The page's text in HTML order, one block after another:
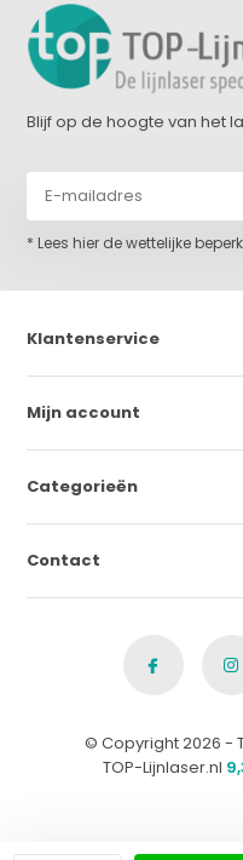
Blijf op de hoogte van het
* Lees hier de wettelijke
Klantenservice
Mijn account
Categorieën
Contact
© Copyright 2026 -
TOP-Lijnlaser.nl